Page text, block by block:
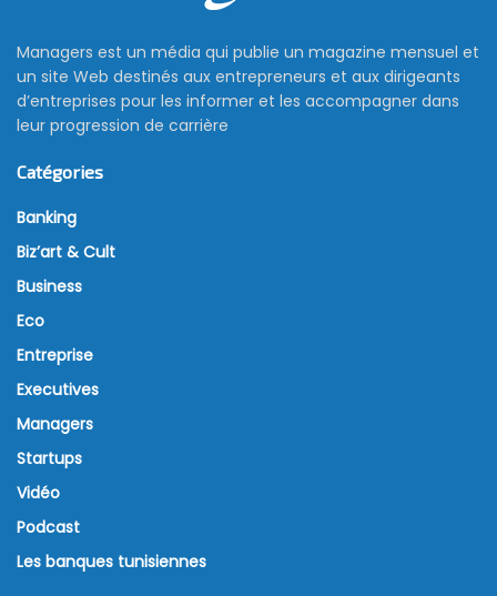
Managers est un média qui publie un magazine mensuel et
un site Web destinés aux entrepreneurs et aux dirigeants
d’entreprises pour les informer et les accompagner dans
leur progression de carrière
Catégories
Banking
Biz’art & Cult
Business
Eco
Entreprise
Executives
Managers
Startups
Vidéo
Podcast
Les banques tunisiennes